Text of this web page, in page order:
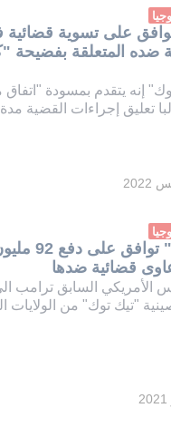
على تسوية
ضده المتعلقة بفضيحة
إنه يتقدم بمسودة
"تيك توك" توافق
قضائية ضدها
الأمريكي السابق ترامب
"تيك توك" من الولايات